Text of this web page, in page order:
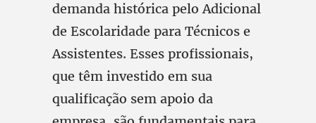
demanda histórica pelo Adicional
de Escolaridade para Técnicos e
Assistentes. Esses profissionais,
que têm investido em sua
qualificação sem apoio da